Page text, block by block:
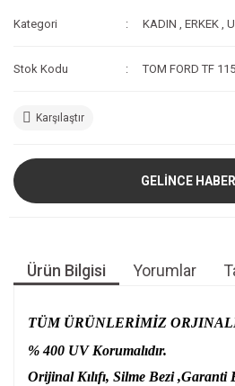
Kategori KADIN ,ERKEK ,
Stok Kodu TOM FORD TF
Karşılaştır
GELİNCE
Ürün Bilgisi Yorumlar
TÜM ÜRÜNLERİMİZ
% 400 UV Korumalıdır.
Orijinal Kılıfı, Silme Bezi ,Garanti